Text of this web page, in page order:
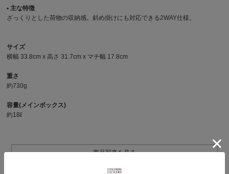
▪︎ 主な特徴
ざっくりとした荷物の収納感。斜め掛けにも対応できる2WAY仕様。
サイズ
横幅 33.8cm x 高さ 31.7cm x マチ幅 17.8cm
重さ
約730g
容量(メインボックス)
約18ℓ
商品写真を見る